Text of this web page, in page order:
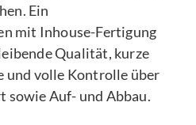
Ein
mit Inhouse-Fertigung
Qualität, kurze
und volle Kontrolle über
sowie Auf- und Abbau.